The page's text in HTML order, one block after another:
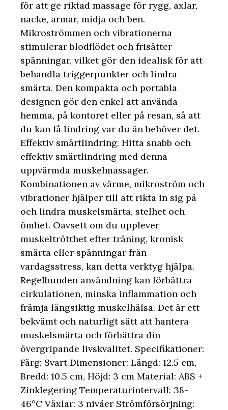
för att ge riktad massage för rygg, axlar,
nacke, armar, midja och ben.
Mikroströmmen och vibrationerna
stimulerar blodflödet och frisätter
spänningar, vilket gör den idealisk för att
behandla triggerpunkter och lindra
smärta. Den kompakta och portabla
designen gör den enkel att använda
hemma, på kontoret eller på resan, så att
du kan få lindring var du än behöver det.
Effektiv smärtlindring: Hitta snabb och
effektiv smärtlindring med denna
uppvärmda muskelmassager.
Kombinationen av värme, mikroström och
vibrationer hjälper till att rikta in sig på
och lindra muskelsmärta, stelhet och
ömhet. Oavsett om du upplever
muskeltrötthet efter träning, kronisk
smärta eller spänningar från
vardagsstress, kan detta verktyg hjälpa.
Regelbunden användning kan förbättra
cirkulationen, minska inflammation och
främja långsiktig muskelhälsa. Det är ett
bekvämt och naturligt sätt att hantera
muskelsmärta och förbättra din
övergripande livskvalitet. Specifikationer:
Färg: Svart Dimensioner: Längd: 12.5 cm,
Bredd: 10.5 cm, Höjd: 3 cm Material: ABS +
Zinklegering Temperaturintervall: 38-
46°C Växlar: 3 nivåer Strömförsörjning: